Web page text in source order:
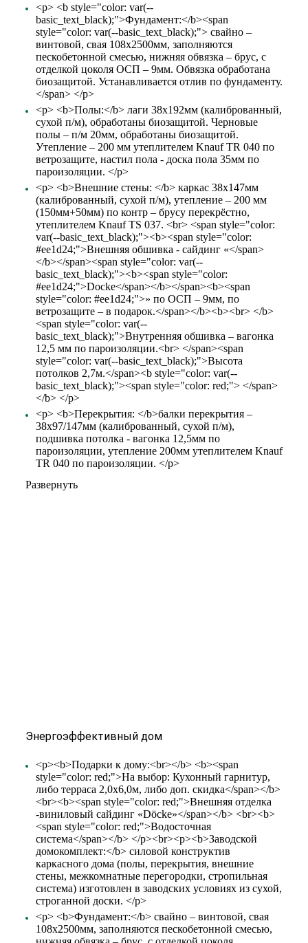
<p> <b style="color: var(--
basic_text_black);">Фундамент:</b><span
style="color: var(--basic_text_black);"> свайно –
винтовой, свая 108х2500мм, заполняются
пескобетонной смесью, нижняя обвязка – брус, с
отделкой цоколя ОСП – 9мм. Обвязка обработана
биозащитой. Устанавливается отлив по фундаменту.
</span> </p>
<p> <b>Полы:</b> лаги 38х192мм (калиброванный,
сухой п/м), обработаны биозащитой. Черновые
полы – п/м 20мм, обработаны биозащитой.
Утепление – 200 мм утеплителем Knauf TR 040 по
ветрозащите, настил пола - доска пола 35мм по
пароизоляции. </p>
<p> <b>Внешние стены: </b> каркас 38х147мм
(калиброванный, сухой п/м), утепление – 200 мм
(150мм+50мм) по контр – брусу перекрёстно,
утеплителем Knauf TS 037. <br> <span style="color:
var(--basic_text_black);"><b><span style="color:
#ee1d24;">Внешняя обшивка - сайдинг «</span>
</b></span><span style="color: var(--
basic_text_black);"><b><span style="color:
#ee1d24;">Docke</span></b></span><b><span
style="color: #ee1d24;">» по ОСП – 9мм, по
ветрозащите – в подарок.</span></b><b><br> </b>
<span style="color: var(--
basic_text_black);">Внутренняя обшивка – вагонка
12,5 мм по пароизоляции.<br> </span><span
style="color: var(--basic_text_black);">Высота
потолков 2,7м.</span><b style="color: var(--
basic_text_black);"><span style="color: red;"> </span>
</b> </p>
<p> <b>Перекрытия: </b>балки перекрытия –
38х97/147мм (калиброванный, сухой п/м),
подшивка потолка - вагонка 12,5мм по
пароизоляции, утепление 200мм утеплителем Knauf
TR 040 по пароизоляции. </p>
Развернуть
Энергоэффективный дом
<p><b>Подарки к дому:<br></b> <b><span
style="color: red;">На выбор: Кухонный гарнитур,
либо терраса 2,0х6,0м, либо доп. скидка</span></b>
<br><b><span style="color: red;">Внешняя отделка
-виниловый сайдинг «Döcke»</span></b> <br><b>
<span style="color: red;">Водосточная
система</span></b> </p><br><p><b>Заводской
домокомплект:</b> силовой конструктив
каркасного дома (полы, перекрытия, внешние
стены, межкомнатные перегородки, стропильная
система) изготовлен в заводских условиях из сухой,
строганной доски. </p>
<p> <b>Фундамент:</b> свайно – винтовой, свая
108х2500мм, заполняются пескобетонной смесью,